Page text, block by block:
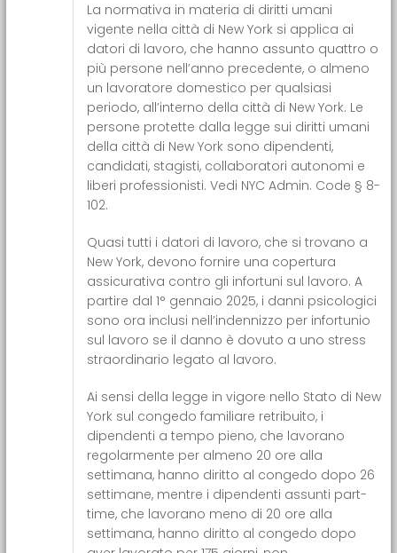
La normativa in materia di diritti umani
vigente nella città di New York si applica ai
datori di lavoro, che hanno assunto quattro o
più persone nell’anno precedente, o almeno
un lavoratore domestico per qualsiasi
periodo, all’interno della città di New York. Le
persone protette dalla legge sui diritti umani
della città di New York sono dipendenti,
candidati, stagisti, collaboratori autonomi e
liberi professionisti. Vedi NYC Admin. Code § 8-
102.
Quasi tutti i datori di lavoro, che si trovano a
New York, devono fornire una copertura
assicurativa contro gli infortuni sul lavoro. A
partire dal 1° gennaio 2025, i danni psicologici
sono ora inclusi nell’indennizzo per infortunio
sul lavoro se il danno è dovuto a uno stress
straordinario legato al lavoro.
Ai sensi della legge in vigore nello Stato di New
York sul congedo familiare retribuito, i
dipendenti a tempo pieno, che lavorano
regolarmente per almeno 20 ore alla
settimana, hanno diritto al congedo dopo 26
settimane, mentre i dipendenti assunti part-
time, che lavorano meno di 20 ore alla
settimana, hanno diritto al congedo dopo